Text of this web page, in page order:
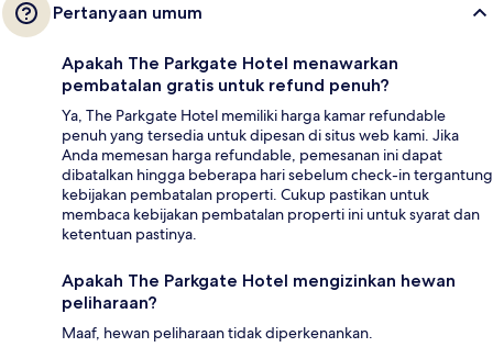
Pertanyaan umum
Apakah The Parkgate Hotel menawarkan
pembatalan gratis untuk refund penuh?
Ya, The Parkgate Hotel memiliki harga kamar refundable
penuh yang tersedia untuk dipesan di situs web kami. Jika
Anda memesan harga refundable, pemesanan ini dapat
dibatalkan hingga beberapa hari sebelum check-in tergantung
kebijakan pembatalan properti. Cukup pastikan untuk
membaca kebijakan pembatalan properti ini untuk syarat dan
ketentuan pastinya.
Apakah The Parkgate Hotel mengizinkan hewan
peliharaan?
Maaf, hewan peliharaan tidak diperkenankan.